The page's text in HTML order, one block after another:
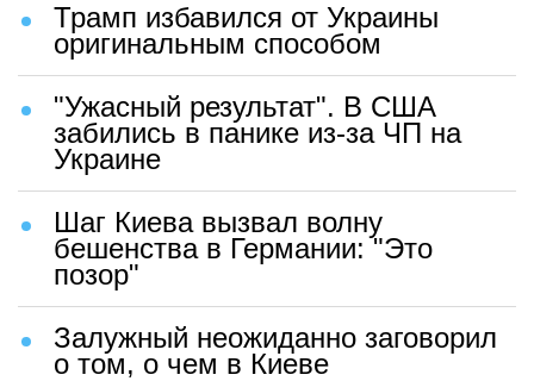
Трамп избавился от Украины
оригинальным способом
"Ужасный результат". В США
забились в панике из-за ЧП на
Украине
Шаг Киева вызвал волну
бешенства в Германии: "Это
позор"
Залужный неожиданно заговорил
о том, о чем в Киеве